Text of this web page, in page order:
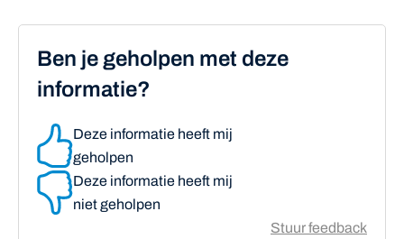
Ben je geholpen met deze
informatie?
Deze informatie heeft mij
geholpen
Deze informatie heeft mij
niet geholpen
Stuur feedback